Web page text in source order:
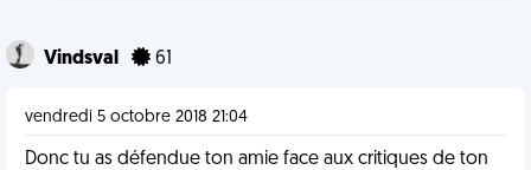
Vindsval 61
vendredi 5 octobre 2018 21:04
Donc tu as défendue ton amie face aux critiques de ton